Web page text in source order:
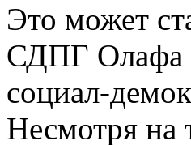
Это может
СДПГ Олафа
социал-
Несмотря